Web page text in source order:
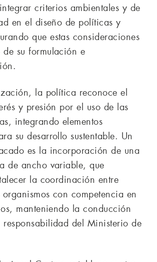
criterios ambientales y de
en el diseño de políticas y
que estas consideraciones
de su formulación e
la política reconoce el
y presión por el uso de las
integrando elementos
su desarrollo sustentable. Un
es la incorporación de una
de ancho variable, que
la coordinación entre
con competencia en
manteniendo la conducción
del Ministerio de